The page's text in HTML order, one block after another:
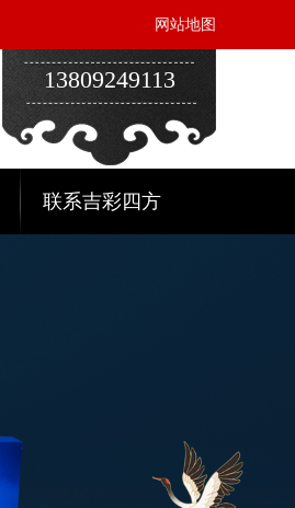
网站地图
13809249113
联系吉彩四方